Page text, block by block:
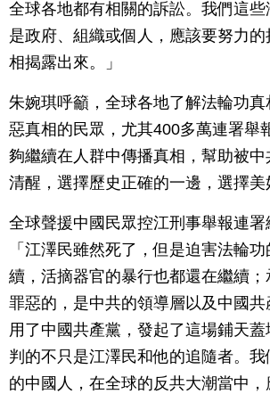
全球各地都有相關的訴訟。我們這
是政府、組織或個人，應該要努力
相揭露出來。」
朱婉琪呼籲，全球各地了解法輪功
惡真相的民眾，尤其400多萬連署舉
夠繼續在人群中傳播真相，幫助被中
清醒，選擇歷史正確的一邊，選擇美
全球聲援中國民眾控江刑事舉報連署
「江澤民雖然死了，但是迫害法輪
續，活摘器官的暴行也都還在繼續；
罪惡的，是中共的領導層以及中國共
用了中國共產黨，發起了這場鋪天
判的不只是江澤民和他的追隨者。
的中國人，在全球的反共大潮當中